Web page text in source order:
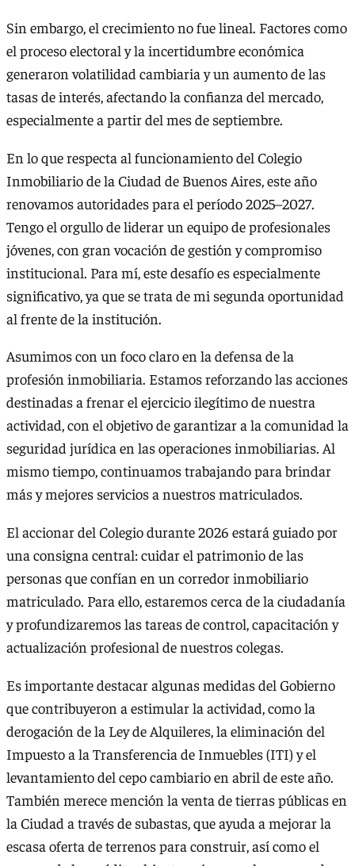
Sin embargo, el crecimiento no fue lineal. Factores como
el proceso electoral y la incertidumbre económica
generaron volatilidad cambiaria y un aumento de las
tasas de interés, afectando la confianza del mercado,
especialmente a partir del mes de septiembre.
En lo que respecta al funcionamiento del Colegio
Inmobiliario de la Ciudad de Buenos Aires, este año
renovamos autoridades para el período 2025–2027.
Tengo el orgullo de liderar un equipo de profesionales
jóvenes, con gran vocación de gestión y compromiso
institucional. Para mí, este desafío es especialmente
significativo, ya que se trata de mi segunda oportunidad
al frente de la institución.
Asumimos con un foco claro en la defensa de la
profesión inmobiliaria. Estamos reforzando las acciones
destinadas a frenar el ejercicio ilegítimo de nuestra
actividad, con el objetivo de garantizar a la comunidad la
seguridad jurídica en las operaciones inmobiliarias. Al
mismo tiempo, continuamos trabajando para brindar
más y mejores servicios a nuestros matriculados.
El accionar del Colegio durante 2026 estará guiado por
una consigna central: cuidar el patrimonio de las
personas que confían en un corredor inmobiliario
matriculado. Para ello, estaremos cerca de la ciudadanía
y profundizaremos las tareas de control, capacitación y
actualización profesional de nuestros colegas.
Es importante destacar algunas medidas del Gobierno
que contribuyeron a estimular la actividad, como la
derogación de la Ley de Alquileres, la eliminación del
Impuesto a la Transferencia de Inmuebles (ITI) y el
levantamiento del cepo cambiario en abril de este año.
También merece mención la venta de tierras públicas en
la Ciudad a través de subastas, que ayuda a mejorar la
escasa oferta de terrenos para construir, así como el